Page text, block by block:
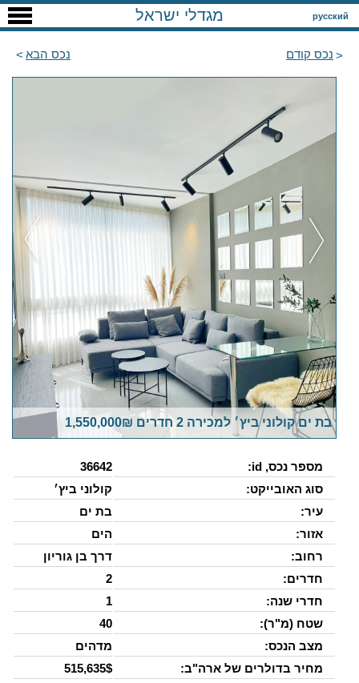
русский מגדלי ישראל
נכס קודם נכס הבא
בת ים קולוני ביץ׳ למכירה 2 חדרים 1,550,000₪
מספר נכס, id:
36642
סוג האובייקט:
קולוני ביץ׳
עיר:
בת ים
אזור:
הים
רחוב:
דרך בן גוריון
חדרים:
2
חדרי שנה:
1
שטח (מ"ר):
40
מצב הנכס:
מדהים
מחיר בדולרים של ארה"ב:
515,635$